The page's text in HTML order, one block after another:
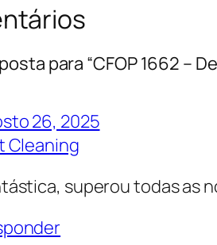
para “CFOP 1662 –
26, 2025
Cleaning
superou todas as